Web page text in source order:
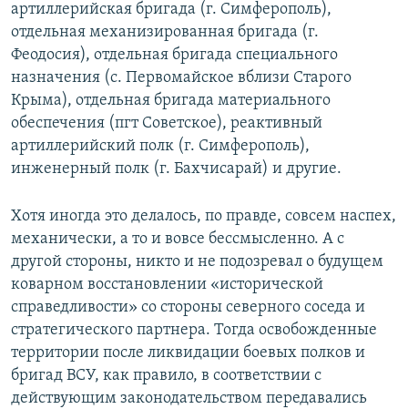
артиллерийская бригада (г. Симферополь),
отдельная механизированная бригада (г.
Феодосия), отдельная бригада специального
назначения (с. Первомайское вблизи Старого
Крыма), отдельная бригада материального
обеспечения (пгт Советское), реактивный
артиллерийский полк (г. Симферополь),
инженерный полк (г. Бахчисарай) и другие.
Хотя иногда это делалось, по правде, совсем наспех,
механически, а то и вовсе бессмысленно. А с
другой стороны, никто и не подозревал о будущем
коварном восстановлении «исторической
справедливости» со стороны северного соседа и
стратегического партнера. Тогда освобожденные
территории после ликвидации боевых полков и
бригад ВСУ, как правило, в соответствии с
действующим законодательством передавались